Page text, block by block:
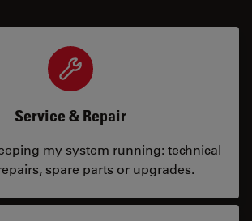
Service & Repair
my system running: technical
spare parts or upgrades.